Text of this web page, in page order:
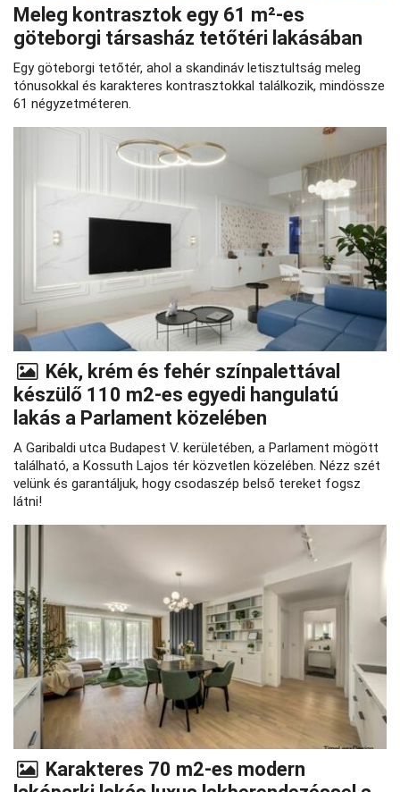
Meleg kontrasztok egy 61 m²-es
göteborgi társasház tetőtéri lakásában
Egy göteborgi tetőtér, ahol a skandináv letisztultság meleg
tónusokkal és karakteres kontrasztokkal találkozik, mindössze
61 négyzetméteren.
Kék, krém és fehér színpalettával
készülő 110 m2-es egyedi hangulatú
lakás a Parlament közelében
A Garibaldi utca Budapest V. kerületében, a Parlament mögött
található, a Kossuth Lajos tér közvetlen közelében. Nézz szét
velünk és garantáljuk, hogy csodaszép belső tereket fogsz
látni!
Karakteres 70 m2-es modern